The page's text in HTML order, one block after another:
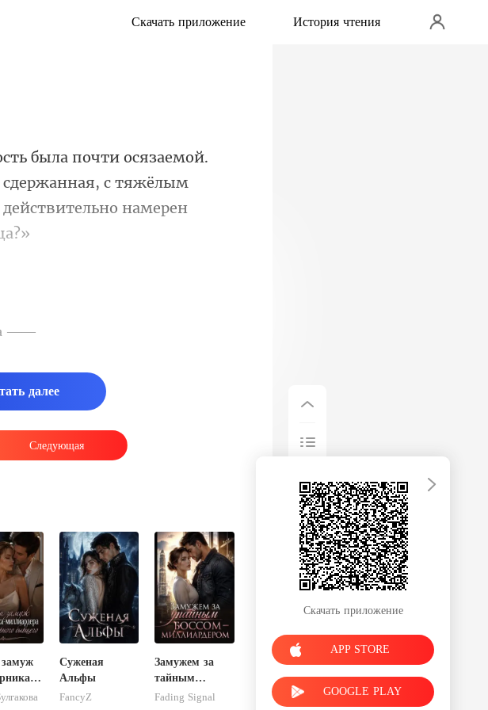
Скачать приложение История чтения
сдержанная, с тяжёлым
——
далее
Следующая
Суженая
Альфы
FancyZ
Замужем за
тайным
боссом-
Fading Signal
Скачать приложение
APP STORE
GOOGLE PLAY